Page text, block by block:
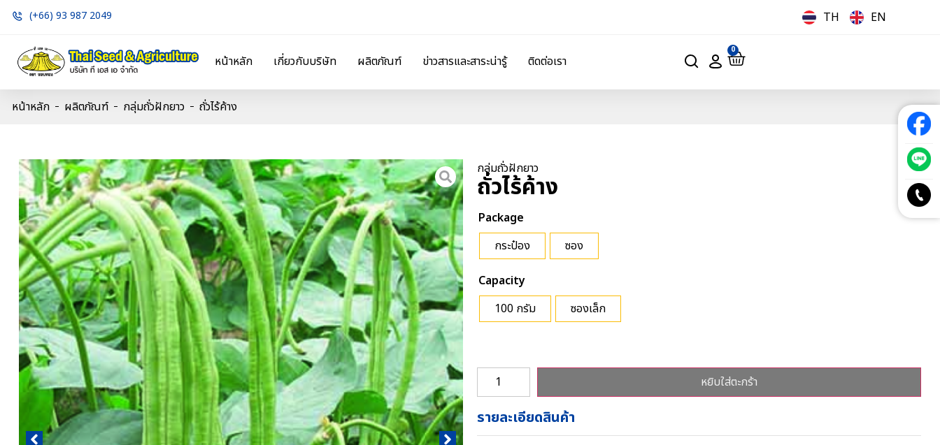
(+66) 93 987 2049 TH EN
หน้าหลัก เกี่ยวกับบริษัท ผลิตภัณฑ์ ข่าวสารและสาระน่ารู้ ติดต่อเรา
0
หน้าหลัก ผลิตภัณฑ์ กลุ่มถั่วฝักยาว ถั่วไร้ค้าง
กลุ่มถั่วฝักยาว
ถั่วไร้ค้าง
Package
กระป๋อง
ซอง
Capacity
100 กรัม
ซองเล็ก
หยิบใส่ตะกร้า
รายละเอียดสินค้า